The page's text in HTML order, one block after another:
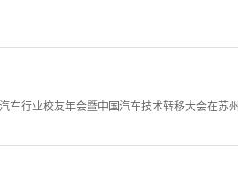
行业校友年会暨中国汽车技术转移大会在苏